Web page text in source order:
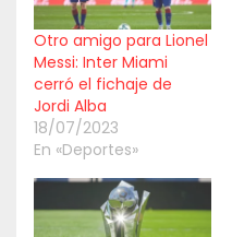
Otro amigo para Lionel
Messi: Inter Miami
cerró el fichaje de
Jordi Alba
18/07/2023
En «Deportes»